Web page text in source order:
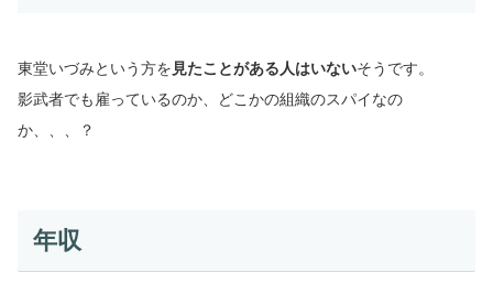
東堂いづみという方を見たことがある人はいないそうです。
影武者でも雇っているのか、どこかの組織のスパイなの
か、、、？
年収